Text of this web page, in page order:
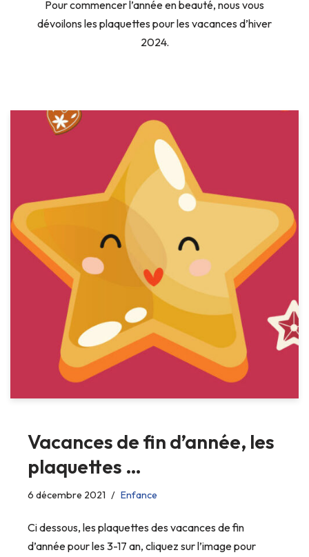
Pour commencer l’année en beauté, nous vous
dévoilons les plaquettes pour les vacances d’hiver
2024.
Vacances de fin d’année, les
plaquettes …
6 décembre 2021 Enfance
Ci dessous, les plaquettes des vacances de fin
d’année pour les 3-17 an, cliquez sur l’image pour